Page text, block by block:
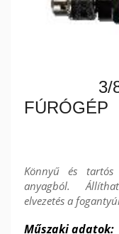
3/8"
FÚRÓGÉP
Könnyű és tartós
anyagból.
elvezetés a
Műszaki adatok: